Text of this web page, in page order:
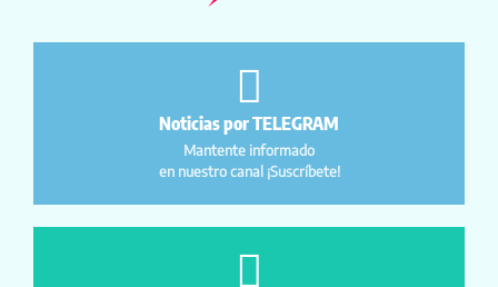
Noticias por TELEGRAM
Mantente informado
en nuestro canal ¡Suscríbete!